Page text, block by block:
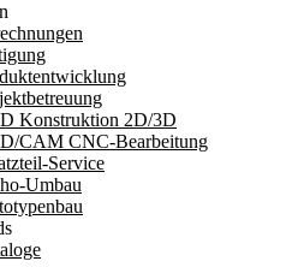
Konstruktion 2D/3D
CAM CNC-Bearbeitung
Service
Umbau